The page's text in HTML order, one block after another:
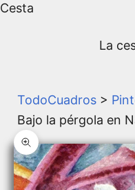
Cesta
La
TodoCuadros >
Bajo la pérgola en
Zoom